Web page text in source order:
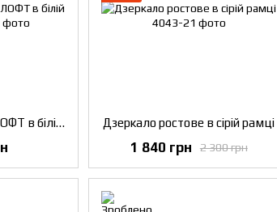
Дзеркало ростове ЛОФТ в білій рамці Дзеркало ростове в сірій рамці
2 300 грн
1 840 грн